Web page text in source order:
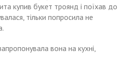
купив букет троянд і поїхав до
тільки попросила не
вона на кухні,